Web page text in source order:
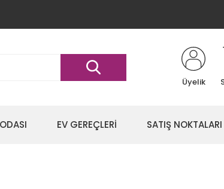
Üyelik
EV GEREÇLERİ SATIŞ NOKTALARI